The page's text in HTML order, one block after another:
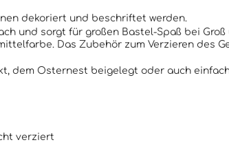
dekoriert und beschriftet werden.
und sorgt für großen Bastel-Spaß bei
Das Zubehör zum Verzieren des
dem Osternest beigelegt oder auch
verziert